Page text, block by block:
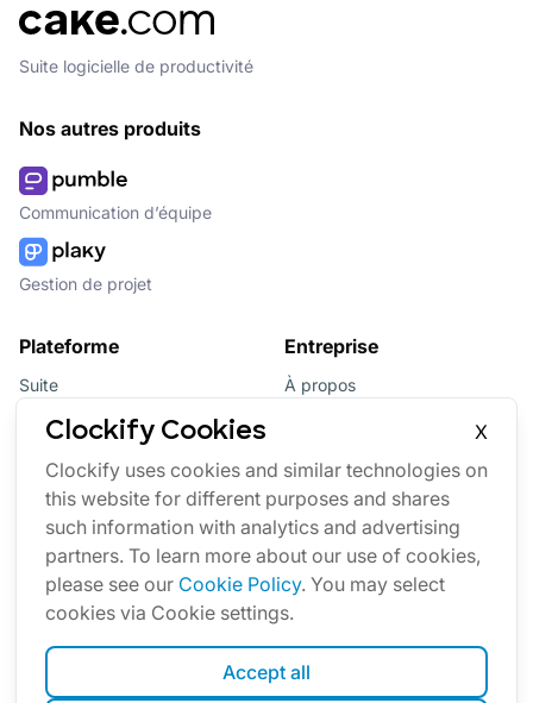
Clockify Cookies
X
Clockify uses cookies and similar technologies on
this website for different purposes and shares
such information with analytics and advertising
partners. To learn more about our use of cookies,
please see our Cookie Policy. You may select
cookies via Cookie settings.
Accept all
Suite logicielle de productivité
Nos autres produits
Communication d’équipe
Gestion de projet
Plateforme
Suite
Bundle
Mises à jour
Marketplace
Entreprise
À propos
Marque